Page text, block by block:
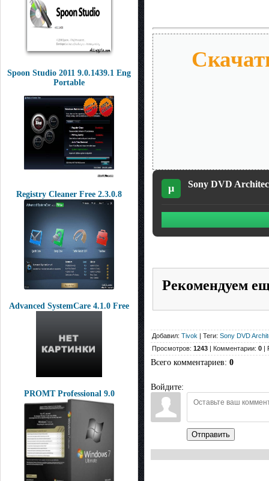
Spoon Studio 2011 9.0.1439.1 Eng
Portable
Registry Cleaner Free 2.3.0.8
Advanced SystemCare 4.1.0 Free
PROMT Professional 9.0
µ Sony DVD
Рекомендуем
Добавил: Tivok | Теги: Sony DVD
Просмотров: 1243 | Комментарии: 0 |
Всего комментариев: 0
Войдите:
Отправить